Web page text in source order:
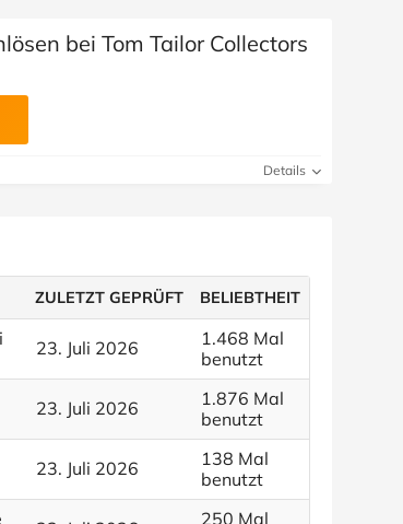
bei Tom Tailor Collectors
Details
ZULETZT GEPRÜFT BELIEBTHEIT
23. Juli 2026
1.468 Mal
benutzt
23. Juli 2026
1.876 Mal
benutzt
23. Juli 2026
138 Mal
benutzt
250 Mal